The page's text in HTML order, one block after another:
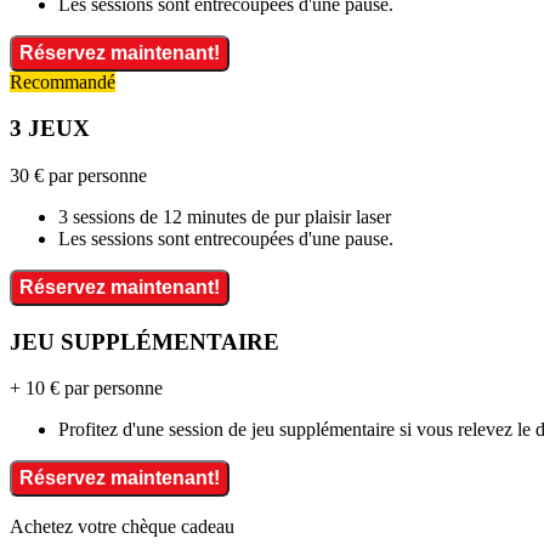
Réservez maintenant!
Recommandé
3 JEUX
30 € par personne
3 sessions de 12 minutes de pur plaisir laser
Les sessions sont entrecoupées d'une pause.
Réservez maintenant!
JEU SUPPLÉMENTAIRE
+ 10 € par personne
Profitez d'une session de jeu supplémentaire si vous relevez le
Réservez maintenant!
Achetez votre chèque cadeau